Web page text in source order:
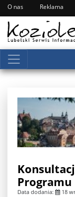
O nas Reklama
Data dodania: 18